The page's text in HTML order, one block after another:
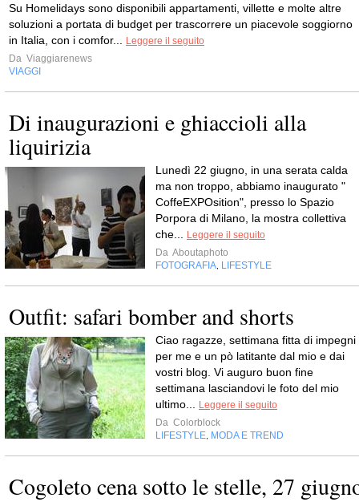
Su Homelidays sono disponibili appartamenti, villette e molte altre
soluzioni a portata di budget per trascorrere un piacevole soggiorno
in Italia, con i comfor...
Leggere il seguito
Da Viaggiarenews
VIAGGI
Di inaugurazioni e ghiaccioli alla
liquirizia
Lunedì 22 giugno, in una serata calda
ma non troppo, abbiamo inaugurato "
CoffeEXPOsition", presso lo Spazio
Porpora di Milano, la mostra collettiva
che...
Leggere il seguito
Da Aboutaphoto
FOTOGRAFIA LIFESTYLE
Outfit: safari bomber and shorts
Ciao ragazze, settimana fitta di impegni
per me e un pò latitante dal mio e dai
vostri blog. Vi auguro buon fine
settimana lasciandovi le foto del mio
ultimo...
Leggere il seguito
Da Colorblock
LIFESTYLE MODA E TREND
Cogoleto cena sotto le stelle, 27